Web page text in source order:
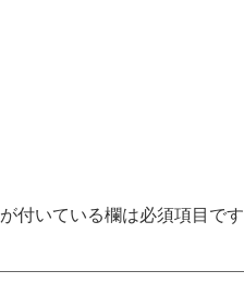
が付いている欄は必須項目です